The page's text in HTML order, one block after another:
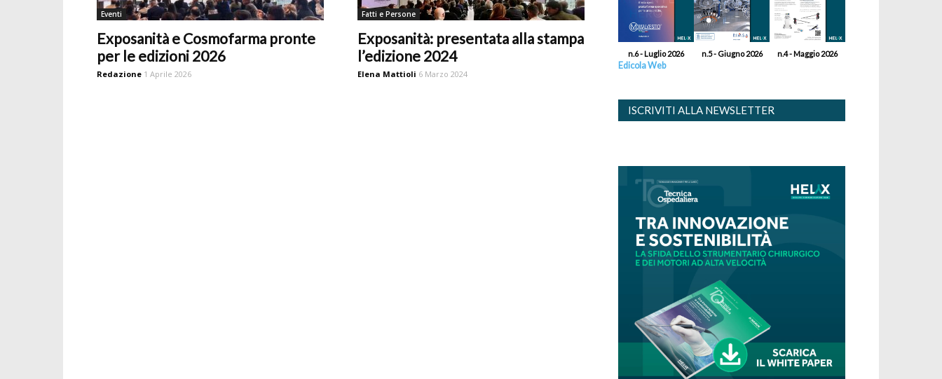
Eventi
Exposanità e Cosmofarma pronte
per le edizioni 2026
Redazione 1 Aprile 2026
Fatti e Persone
Exposanità: presentata alla stampa
l’edizione 2024
Elena Mattioli 6 Marzo 2024
n.6 - Luglio 2026 n.5 - Giugno 2026 n.4 - Maggio 2026
Edicola Web
ISCRIVITI ALLA NEWSLETTER